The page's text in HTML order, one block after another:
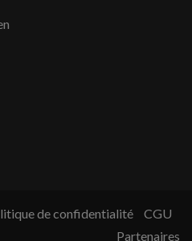
de confidentialité
CGU
Partenaires